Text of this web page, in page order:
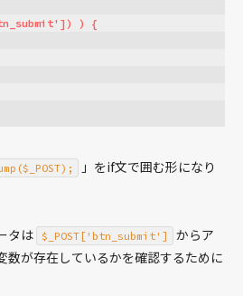
) {
」をif文で囲む形になり
タは $_POST['btn_submit']
からア
数が存在しているかを確認するために